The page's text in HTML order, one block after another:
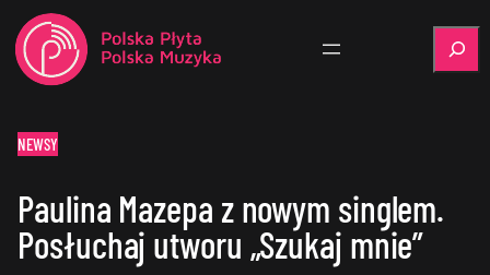
NEWSY
Paulina Mazepa z nowym singlem.
Posłuchaj utworu „Szukaj mnie”